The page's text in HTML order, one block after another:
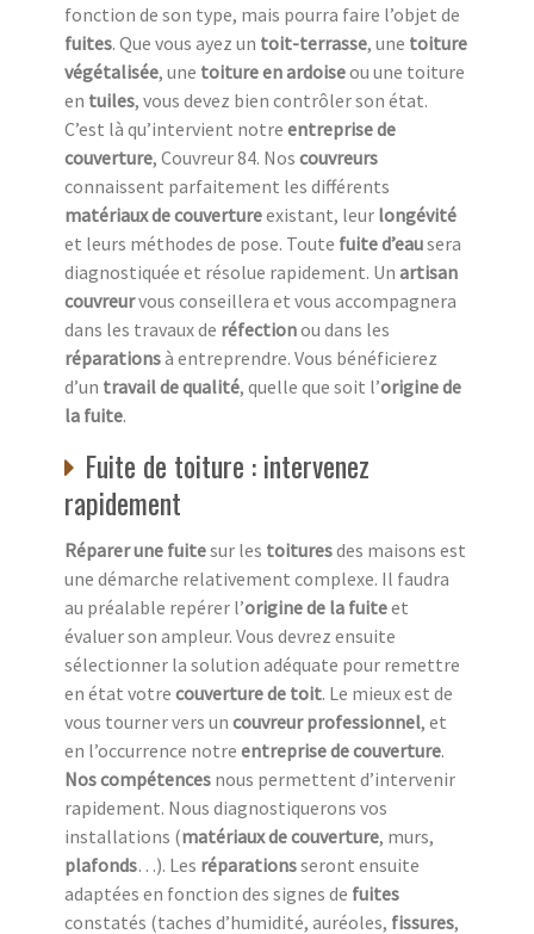
fonction de son type, mais pourra faire l’objet de
fuites. Que vous ayez un toit-terrasse, une toiture
végétalisée, une toiture en ardoiseou une toiture
en tuiles, vous devez bien contrôler son état.
C’est là qu’intervient notre entreprise de
couverture, Couvreur 84. Nos couvreurs
connaissent parfaitement les différents
matériaux de couvertureexistant, leur longévité
et leurs méthodes de pose. Toute fuite d’eausera
diagnostiquée et résolue rapidement. Un artisan
couvreurvous conseillera et vous accompagnera
dans les travaux de réfectionou dans les
réparationsà entreprendre. Vous bénéficierez
d’un travail de qualité, quelle que soit l’origine de
la fuite.
Fuite de toiture : intervenez
rapidement
Réparer une fuitesur les toituresdes maisons est
une démarche relativement complexe. Il faudra
au préalable repérer l’origine de la fuiteet
évaluer son ampleur. Vous devrez ensuite
sélectionner la solution adéquate pour remettre
en état votre couverture de toit. Le mieux est de
vous tourner vers un couvreur professionnel, et
en l’occurrence notre entreprise de couverture.
Nos compétences nous permettent d’intervenir
rapidement. Nous diagnostiquerons vos
installations (matériaux de couverture, murs,
plafonds…). Les réparationsseront ensuite
adaptées en fonction des signes de fuites
constatés (taches d’humidité, auréoles, fissures,